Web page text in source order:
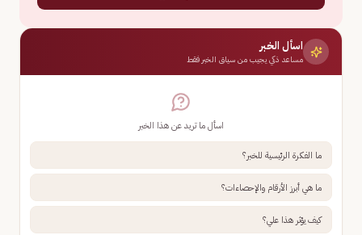
اسأل الخبر
مساعد ذكي يجيب من سياق الخبر فقط
اسأل ما تريد عن هذا الخبر
ما الفكرة الرئيسية للخبر؟
ما هي أبرز الأرقام والإحصاءات؟
كيف يؤثر هذا علي؟